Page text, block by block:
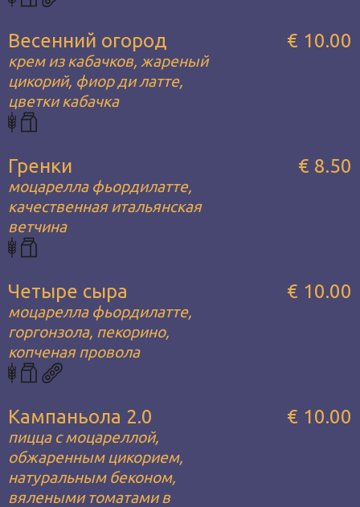
Весенний огород
крем из кабачков, жареный
цикорий, фиор ди латте,
цветки кабачка
€ 10.00
Гренки
моцарелла фьордилатте,
качественная итальянская
ветчина
€ 8.50
Четыре сыра
моцарелла фьордилатте,
горгонзола, пекорино,
копченая провола
€ 10.00
Кампаньола 2.0
пицца с моцареллой,
обжаренным цикорием,
натуральным беконом,
вялеными томатами в
€ 10.00